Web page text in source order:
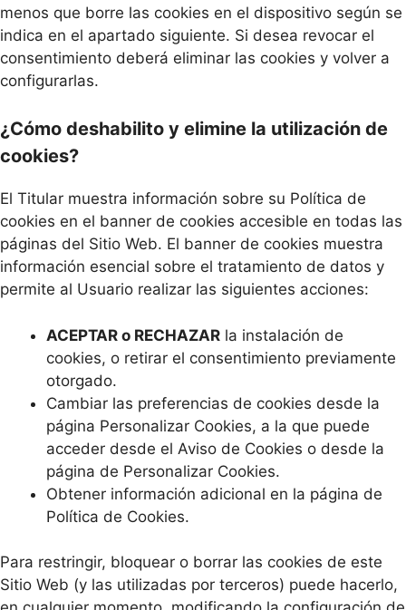
menos que borre las cookies en el dispositivo según se
indica en el apartado siguiente. Si desea revocar el
consentimiento deberá eliminar las cookies y volver a
configurarlas.
¿Cómo deshabilito y elimine la utilización de
cookies?
El Titular muestra información sobre su Política de
cookies en el banner de cookies accesible en todas las
páginas del Sitio Web. El banner de cookies muestra
información esencial sobre el tratamiento de datos y
permite al Usuario realizar las siguientes acciones:
ACEPTAR o RECHAZAR la instalación de
cookies, o retirar el consentimiento previamente
otorgado.
Cambiar las preferencias de cookies desde la
página Personalizar Cookies, a la que puede
acceder desde el Aviso de Cookies o desde la
página de Personalizar Cookies.
Obtener información adicional en la página de
Política de Cookies.
Para restringir, bloquear o borrar las cookies de este
Sitio Web (y las utilizadas por terceros) puede hacerlo,